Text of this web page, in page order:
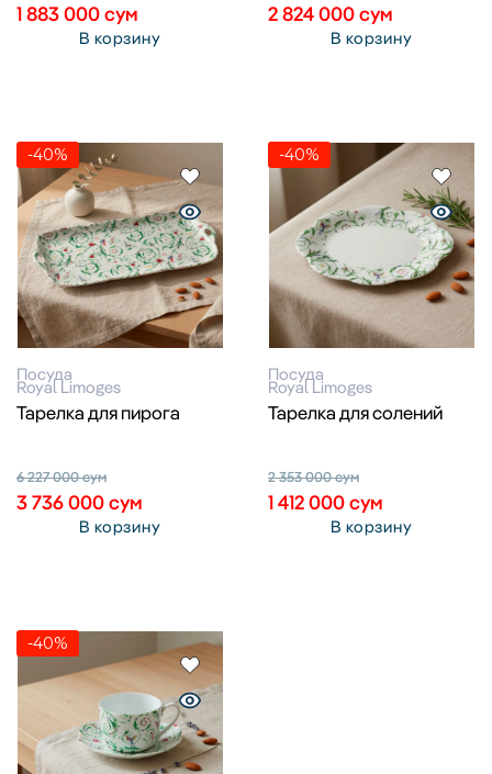
1 883 000сум
В корзину
2 824 000сум
В корзину
-40%
Посуда
Royal Limoges
Тарелка для пирога
6 227 000сум
3 736 000сум
В корзину
-40%
Посуда
Royal Limoges
Тарелка для солений
2 353 000сум
1 412 000сум
В корзину
-40%